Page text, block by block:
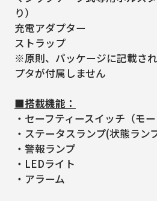
り）
充電アダプター
ストラップ
※原則、パッケージに記載さ
プタが付属しません
■搭載機能：
・セーフティースイッチ（モ
・ステータスランプ(状態ラン
・警報ランプ
・LEDライト
・アラーム